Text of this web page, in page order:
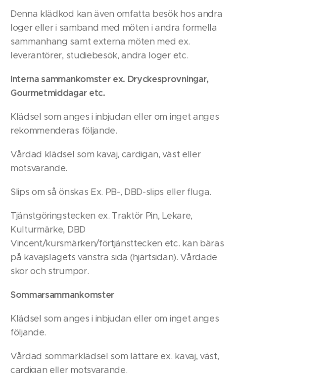
Denna klädkod kan även omfatta besök hos andra
loger eller i samband med möten i andra formella
sammanhang samt externa möten med ex.
leverantörer, studiebesök, andra loger etc.
Interna sammankomster ex. Dryckesprovningar,
Gourmetmiddagar etc.
Klädsel som anges i inbjudan eller om inget anges
rekommenderas följande.
Vårdad klädsel som kavaj, cardigan, väst eller
motsvarande.
Slips om så önskas Ex. PB-, DBD-slips eller fluga.
Tjänstgöringstecken ex. Traktör Pin, Lekare,
Kulturmärke, DBD
Vincent/kursmärken/förtjänsttecken etc. kan bäras
på kavajslagets vänstra sida (hjärtsidan). Vårdade
skor och strumpor.
Sommarsammankomster
Klädsel som anges i inbjudan eller om inget anges
följande.
Vårdad sommarklädsel som lättare ex. kavaj, väst,
cardigan eller motsvarande.